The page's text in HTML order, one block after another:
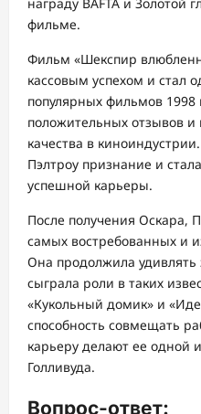
награду BAFTA и Золотой
фильме.
Фильм «Шекспир
кассовым успехом и стал
популярных фильмов
положительных отзывов и
качества в
Пэлтроу признание и
успешной карьеры.
После получения Оскара,
самых востребованных и
Она продолжила
сыграла роли в таких
«Кукольный домик» и
способность совмещать
карьеру делают ее одной
Голливуда.
Вопрос-ответ: